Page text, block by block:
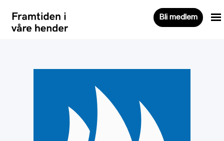
Bli medlem